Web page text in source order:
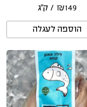
₪149 / ק״ג
הוספה לעגלה